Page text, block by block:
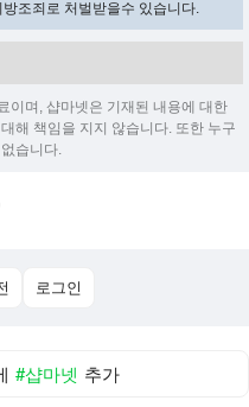
조죄로 처벌받을수 있습니다.
이며, 샵마넷은 기재된 내용에 대한
해 책임을 지지 않습니다. 또한 누구
습니다.
로그인
#샵마넷 추가